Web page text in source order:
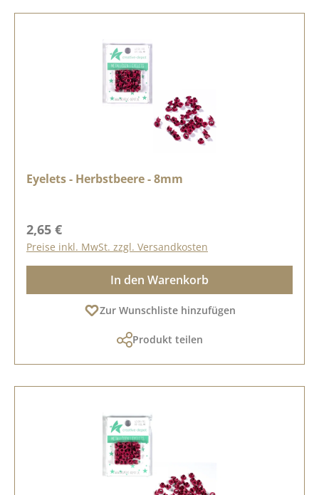
Eyelets - Herbstbeere - 8mm
Regulärer Preis:
2,65 €
Preise inkl. MwSt. zzgl. Versandkosten
In den Warenkorb
Zur Wunschliste hinzufügen
Produkt teilen